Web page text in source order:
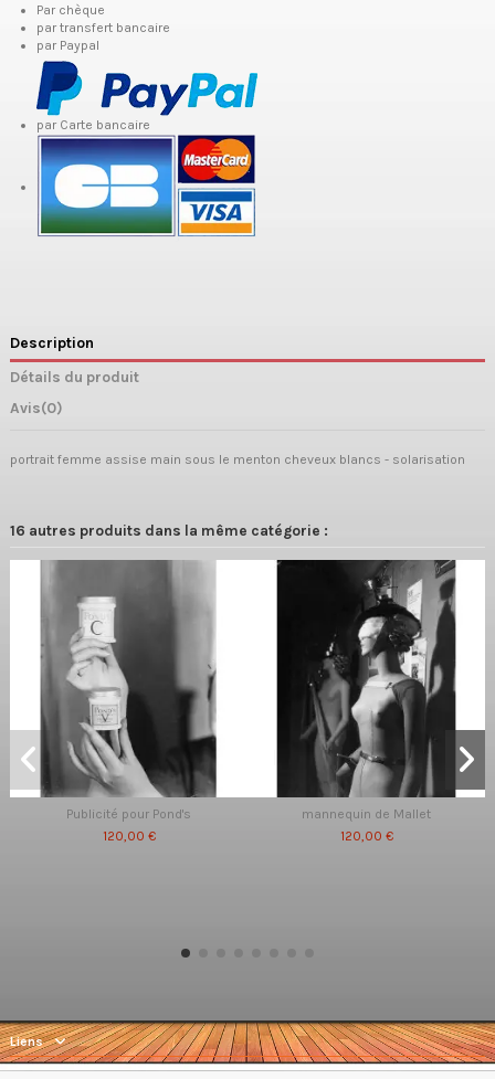
Par chèque
par transfert bancaire
par Paypal
par Carte bancaire
Description
Détails du produit
Avis(0)
portrait femme assise main sous le menton cheveux blancs - solarisation
16 autres produits dans la même catégorie :
Publicité pour Pond's
120,00 €
mannequin de Mallet
120,00 €
Liens